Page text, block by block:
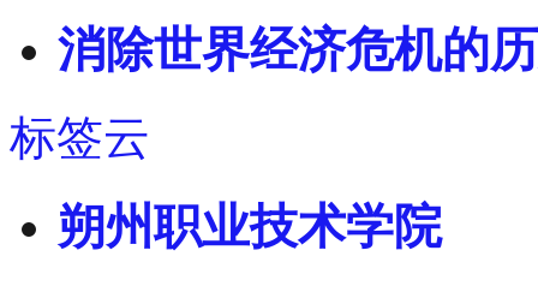
消除世界经济危机的
标签云
朔州职业技术学院